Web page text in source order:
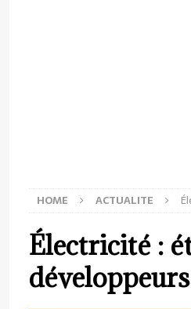
HOME ACTUALITE
Électricité :